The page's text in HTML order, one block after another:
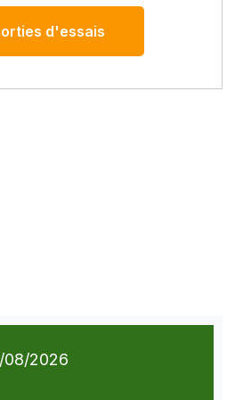
d'essais
08/2026